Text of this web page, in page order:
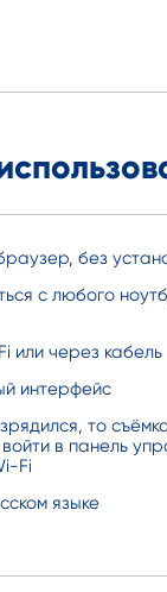
без
с любого
или через кабель
интерфейс
то
в панель
Fi
языке